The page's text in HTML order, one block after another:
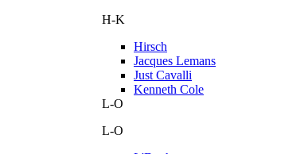
H-K
Hirsch
Jacques Lemans
Just Cavalli
Kenneth Cole
L-O
L-O